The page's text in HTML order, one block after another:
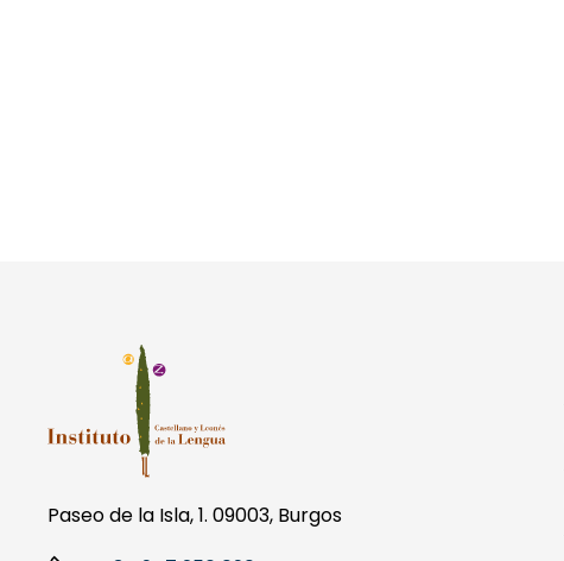
Paseo de la Isla, 1. 09003, Burgos